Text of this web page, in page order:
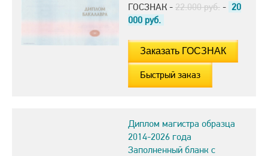
ГОСЗНАК - 22.000 руб. - 20
000 руб.
Быстрый заказ
Диплом магистра образца
2014-2026 года
Заполненный бланк с